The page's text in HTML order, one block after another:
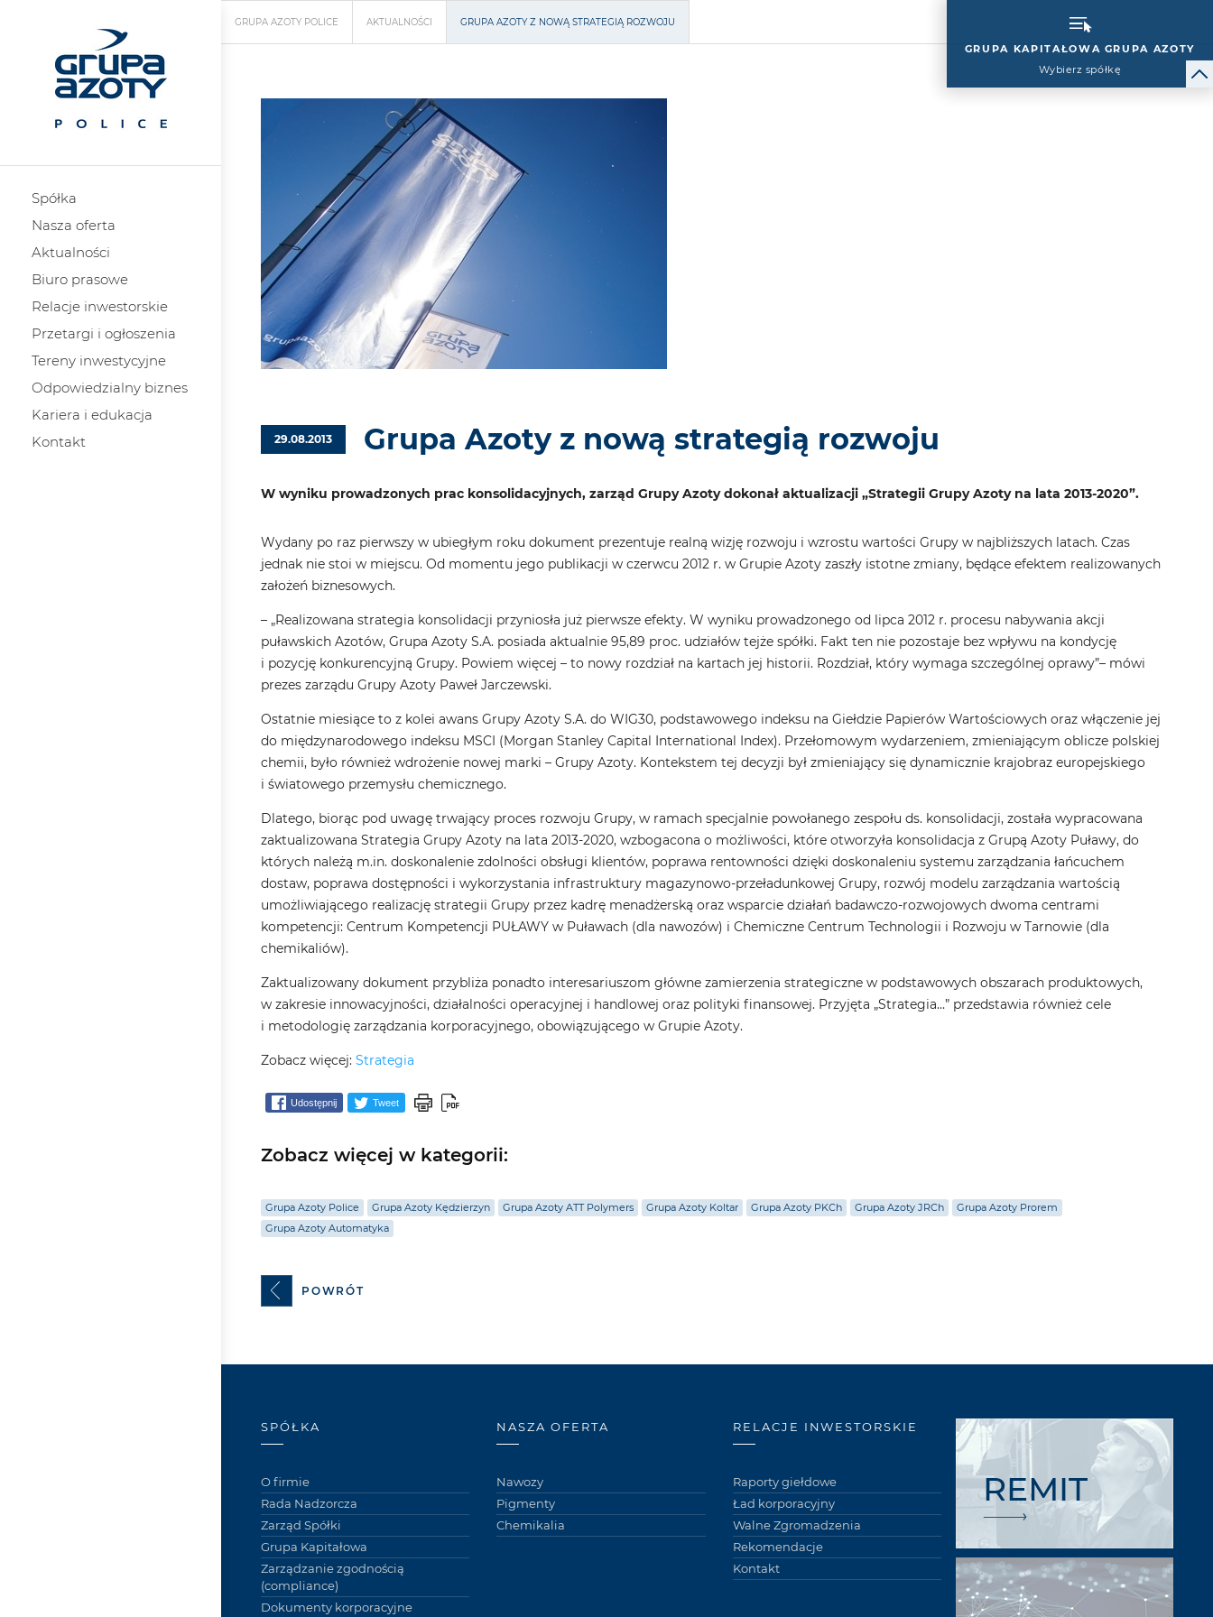
Spółka
Nasza oferta
Aktualności
Biuro prasowe
Relacje inwestorskie
Przetargi i ogłoszenia
Tereny inwestycyjne
Odpowiedzialny biznes
Kariera i edukacja
Kontakt
GRUPA KAPITAŁOWA GRUPA AZOTY
Wybierz spółkę
GRUPA AZOTY POLICE AKTUALNOŚCI GRUPA AZOTY Z NOWĄ STRATEGIĄ ROZWOJU
29.08.2013 Grupa Azoty z nową strategią rozwoju
W wyniku prowadzonych prac konsolidacyjnych, zarząd Grupy Azoty dokonał aktualizacji „Strategii Grupy Azoty na lata 2013-2020”.
Wydany po raz pierwszy w ubiegłym roku dokument prezentuje realną wizję rozwoju i wzrostu wartości Grupy w najbliższych latach. Czas
jednak nie stoi w miejscu. Od momentu jego publikacji w czerwcu 2012 r. w Grupie Azoty zaszły istotne zmiany, będące efektem realizowanych
założeń biznesowych.
– „Realizowana strategia konsolidacji przyniosła już pierwsze efekty. W wyniku prowadzonego od lipca 2012 r. procesu nabywania akcji
puławskich Azotów, Grupa Azoty S.A. posiada aktualnie 95,89 proc. udziałów tejże spółki. Fakt ten nie pozostaje bez wpływu na kondycję
i pozycję konkurencyjną Grupy. Powiem więcej – to nowy rozdział na kartach jej historii. Rozdział, który wymaga szczególnej oprawy”– mówi
prezes zarządu Grupy Azoty Paweł Jarczewski.
Ostatnie miesiące to z kolei awans Grupy Azoty S.A. do WIG30, podstawowego indeksu na Giełdzie Papierów Wartościowych oraz włączenie jej
do międzynarodowego indeksu MSCI (Morgan Stanley Capital International Index). Przełomowym wydarzeniem, zmieniającym oblicze polskiej
chemii, było również wdrożenie nowej marki – Grupy Azoty. Kontekstem tej decyzji był zmieniający się dynamicznie krajobraz europejskiego
i światowego przemysłu chemicznego.
Dlatego, biorąc pod uwagę trwający proces rozwoju Grupy, w ramach specjalnie powołanego zespołu ds. konsolidacji, została wypracowana
zaktualizowana Strategia Grupy Azoty na lata 2013-2020, wzbogacona o możliwości, które otworzyła konsolidacja z Grupą Azoty Puławy, do
których należą m.in. doskonalenie zdolności obsługi klientów, poprawa rentowności dzięki doskonaleniu systemu zarządzania łańcuchem
dostaw, poprawa dostępności i wykorzystania infrastruktury magazynowo-przeładunkowej Grupy, rozwój modelu zarządzania wartością
umożliwiającego realizację strategii Grupy przez kadrę menadżerską oraz wsparcie działań badawczo-rozwojowych dwoma centrami
kompetencji: Centrum Kompetencji PUŁAWY w Puławach (dla nawozów) i Chemiczne Centrum Technologii i Rozwoju w Tarnowie (dla
chemikaliów).
Zaktualizowany dokument przybliża ponadto interesariuszom główne zamierzenia strategiczne w podstawowych obszarach produktowych,
w zakresie innowacyjności, działalności operacyjnej i handlowej oraz polityki finansowej. Przyjęta „Strategia…” przedstawia również cele
i metodologię zarządzania korporacyjnego, obowiązującego w Grupie Azoty.
Zobacz więcej: Strategia
Udostępnij Tweet
Zobacz więcej w kategorii:
Grupa Azoty Police Grupa Azoty Kędzierzyn Grupa Azoty ATT Polymers Grupa Azoty Koltar Grupa Azoty PKCh Grupa Azoty JRCh
Grupa Azoty Prorem
Grupa Azoty Automatyka
POWRÓT
SPÓŁKA
O firmie
Rada Nadzorcza
Zarząd Spółki
Grupa Kapitałowa
Zarządzanie zgodnością
(compliance)
Dokumenty korporacyjne
NASZA OFERTA
Nawozy
Pigmenty
Chemikalia
RELACJE INWESTORSKIE
Raporty giełdowe
Ład korporacyjny
Walne Zgromadzenia
Rekomendacje
Kontakt
REMIT